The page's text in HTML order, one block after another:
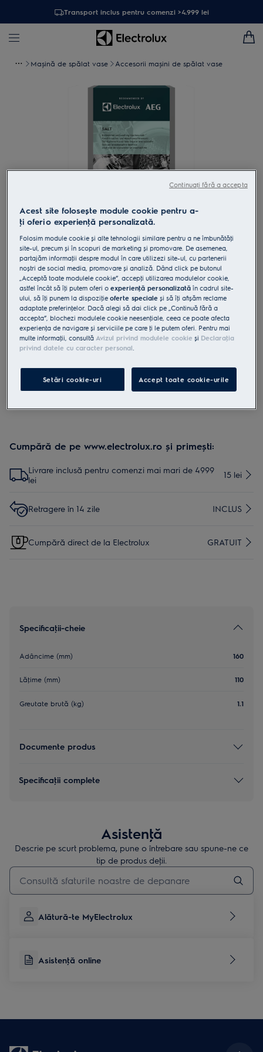
Transport inclus pentru comenzi >4.999 lei
Mașină de spălat vase Accesorii mașini de spălat vase
Atinge pentru zoom
M3GCS201
Sare pentru masini de spalat
3 (2)
Beneficii
Mentine in stare optima masina ta de spalat vase sau masina de
spalat rufe, folosind sare.
Cumpără de pe www.electrolux.ro și primești:
Livrare inclusă pentru comenzi mai mari de 4999
lei
15 lei
Retragere în 14 zile INCLUS
Cumpără direct de la Electrolux GRATUIT
Specificaţii-cheie
Adâncime (mm) 160
Lăţime (mm) 110
Greutate brută (kg) 1.1
Documente produs
Specificaţii complete
Asistenţă
Descrie pe scurt problema, pune o întrebare sau spune-ne ce
tip de produs deţii.
Type to search for support articles
Alătură-te MyElectrolux
Asistenţă online
Acest site folosește module cookie pentru a-
ţi oferi o experienţă personalizată.
Folosim module cookie și alte tehnologii similare pentru a ne îmbunătăţi
site-ul, precum și în scopuri de marketing și promovare. De asemenea,
partajăm informaţii despre modul în care utilizezi site-ul, cu partenerii
noștri de social media, promovare și analiză. Dând click pe butonul
„Acceptă toate modulele cookie”, accepţi utilizarea modulelor cookie,
astfel încât să îţi putem oferi oexperienţă personalizată în cadrul site-
ului, să îţi punem la dispoziţieoferte speciale și să îţi afișăm reclame
adaptate preferinţelor. Dacă alegi să dai click pe „Continuă fără a
accepta”, blochezi modulele cookie neesenţiale, ceea ce poate afecta
experienţa de navigare și serviciile pe care ţi le putem oferi. Pentru mai
multe informaţii, consultă Avizul privind modulele cookie și Declaraţia
privind datele cu caracter personal.
Setări cookie-uri Accept toate cookie-urile
Continuați fără a accepta